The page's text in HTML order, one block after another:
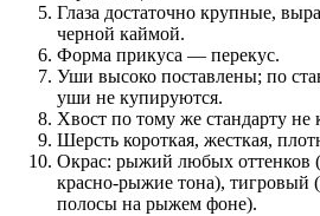
Глаза достаточно крупные,
черной каймой.
Форма прикуса — перекус.
Уши высоко поставлены; по
уши не купируются.
Хвост по тому же стандарту не
Шерсть короткая, жесткая,
Окрас: рыжий любых оттенков
красно-рыжие тона), тигровый
полосы на рыжем фоне).